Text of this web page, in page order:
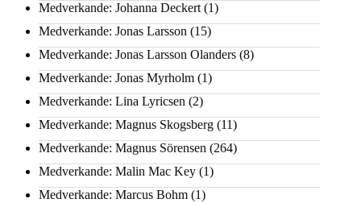
Medverkande: Johanna Deckert (1)
Medverkande: Jonas Larsson (15)
Medverkande: Jonas Larsson Olanders (8)
Medverkande: Jonas Myrholm (1)
Medverkande: Lina Lyricsen (2)
Medverkande: Magnus Skogsberg (11)
Medverkande: Magnus Sörensen (264)
Medverkande: Malin Mac Key (1)
Medverkande: Marcus Bohm (1)